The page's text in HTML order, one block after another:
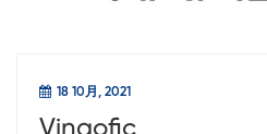
18 10月, 2021